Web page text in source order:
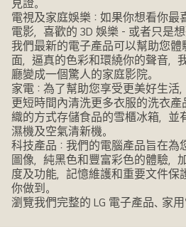
見證。
電視及家庭娛樂：如果你想看你最
電影，喜歡的 3D 娛樂 - 或者只是
我們最新的電子產品可以幫助您體
面，逼真的色彩和環繞你的聲音，
廳變成一個驚人的家庭影院。
家電：為了幫助您享受更美好生活
更短時間內清洗更多衣服的洗衣產
織的方式存儲食品的雪櫃冰箱，並
濕機及空氣清新機。
科技產品：我們的電腦產品旨在為
圖像，純黑色和豐富彩色的體驗，
度及功能，記憶維護和重要文件保
你做到。
瀏覽我們完整的 LG 電子產品、家